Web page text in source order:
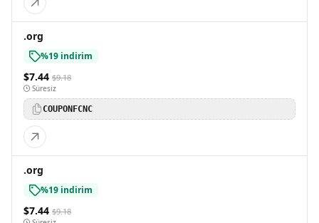
.org
%19 indirim
$7.44 $9.18
Süresiz
COUPONFCNC
.org
%19 indirim
$7.44 $9.18